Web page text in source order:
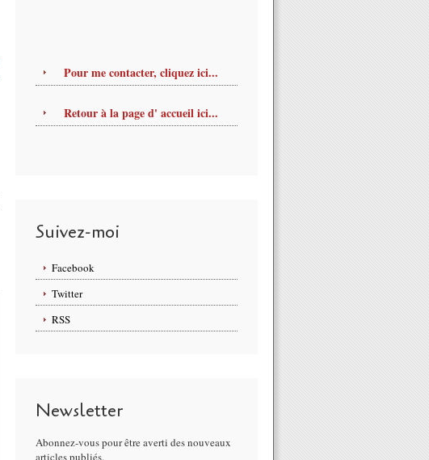
Pour me contacter, cliquez ici...
Retour à la page d' accueil ici...
Suivez-moi
Facebook
Twitter
RSS
Newsletter
Abonnez-vous pour être averti des nouveaux
articles publiés.